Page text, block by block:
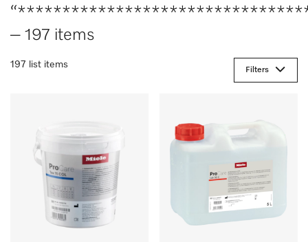
– 197 items
197 list items
Filters